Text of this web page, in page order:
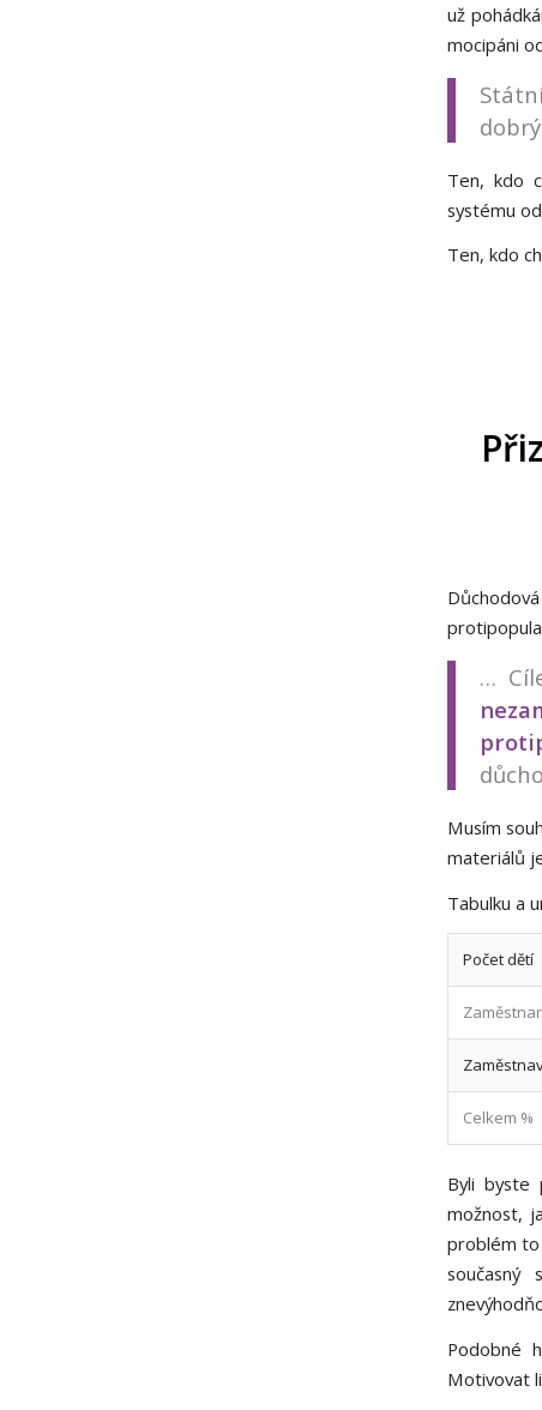
už
mocipáni
Ten, kdo
systému
Ten, kdo
…
Musím
materiálů
Tabulku a
Počet dětí
Celkem %
Byli byste
možnost,
problém to
současný
Podobné
Motivovat